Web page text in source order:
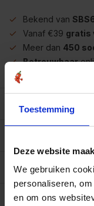
Toestemming
Deze website
We gebruiken
personaliseren,
en om ons
Bekend van
Vanaf €39 gratis
Meer dan 450
Betrouwbaar
Beschrijving
Specificaties per
Op werkdagen
verzonden.